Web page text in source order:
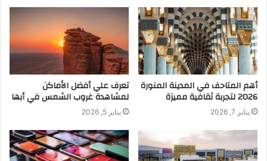
أهم المتاحف في المدينة المنورة
2026 لتجربة ثقافية مميزة
يناير 7, 2026
تعرف علي أفضل الأماكن
لمشاهدة غروب الشمس في أبها
يناير 5, 2026